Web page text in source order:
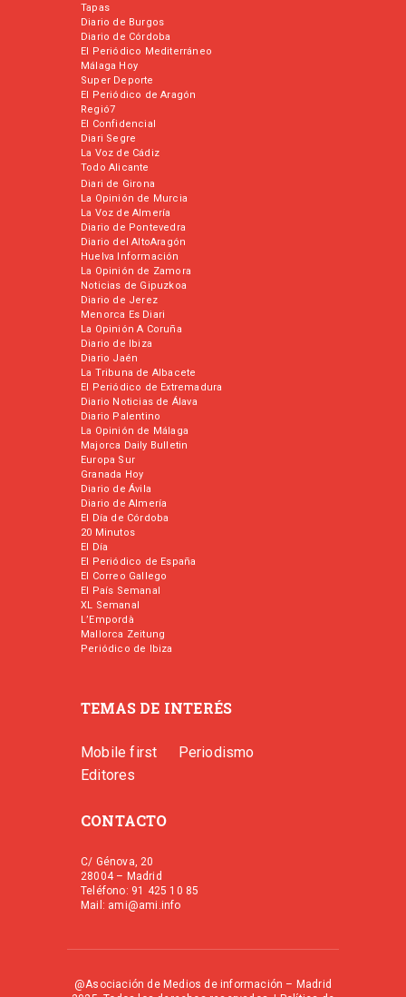
Tapas
Diario de Burgos
Diario de Córdoba
El Periódico Mediterráneo
Málaga Hoy
Super Deporte
El Periódico de Aragón
Regió7
El Confidencial
Diari Segre
La Voz de Cádiz
Todo Alicante
Diari de Girona
La Opinión de Murcia
La Voz de Almería
Diario de Pontevedra
Diario del AltoAragón
Huelva Información
La Opinión de Zamora
Noticias de Gipuzkoa
Diario de Jerez
Menorca Es Diari
La Opinión A Coruña
Diario de Ibiza
Diario Jaén
La Tribuna de Albacete
El Periódico de Extremadura
Diario Noticias de Álava
Diario Palentino
La Opinión de Málaga
Majorca Daily Bulletin
Europa Sur
Granada Hoy
Diario de Ávila
Diario de Almería
El Día de Córdoba
20 Minutos
El Día
El Periódico de España
El Correo Gallego
El País Semanal
XL Semanal
L’Empordà
Mallorca Zeitung
Periódico de Ibiza
TEMAS DE INTERÉS
Mobile first
Periodismo
Editores
CONTACTO
C/ Génova, 20
28004 – Madrid
Teléfono: 91 425 10 85
Mail: ami@ami.info
@Asociación de Medios de información – Madrid